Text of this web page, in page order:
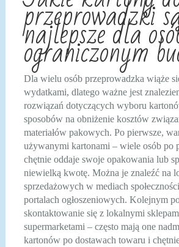
przeprowadzki
najlepsze dla
ograniczonym
Dla wielu osób przeprowadzka wiąże
wydatkami, dlatego ważne jest
rozwiązań dotyczących wyboru
sposobów na obniżenie kosztów
materiałów pakowych. Po pierwsze,
używanymi kartonami – wiele osób po
chętnie oddaje swoje opakowania lub
niewielką kwotę. Można je znaleźć na
sprzedażowych w mediach
portalach ogłoszeniowych. Kolejnym
skontaktowanie się z lokalnymi
supermarketami – często mają one
kartonów po dostawach towaru i